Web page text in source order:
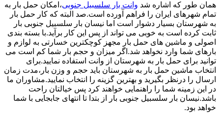
همان طور که اشاره شد وانت بار سلسبیل جنوبی،امکان حمل بار به
تمام شهرهای ایران را فراهم آورده است.صد البته که کار حمل بار
به شهرستان بسیار دشوار است اما نیسان بار سلسبیل جنوبی بار
ثابت کرده است به خوبی می تواند از پس این کار برآید.با بسته بندی
اصولی و ماشین های حمل بار مجهز کوچکترین خسارتی به لوازم و
بارهای شما وارد نخواهد شد.اگر میزان و حجم بار شما کم است می
توانید برای حمل بار به شهرستان از وانت استفاده نمایید.برای
انتخاب ماشین حمل بار به شهرستان باید حجم و وزن بار،مدت زمان
ارسال را درنظر بگیرید و بهترین گزینه را انتخاب نمایید.مشاوران ما
در این زمینه شما را راهنمایی خواهند کرد پس خیالتان راحت
باشد.نیسان بار سلسبیل جنوبی بار از بتدا تا انتهای جابجایی با شما
خواهد بود.